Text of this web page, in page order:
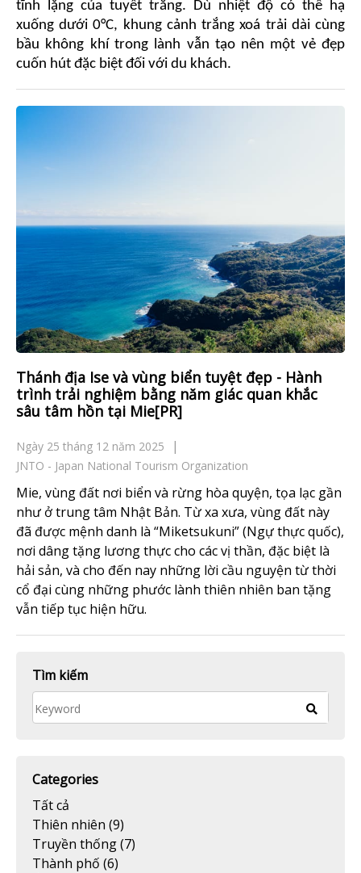
tĩnh lặng của tuyết trắng. Dù nhiệt độ có thể hạ
xuống dưới 0°C, khung cảnh trắng xoá trải dài cùng
bầu không khí trong lành vẫn tạo nên một vẻ đẹp
cuốn hút đặc biệt đối với du khách.
Thánh địa Ise và vùng biển tuyệt đẹp - Hành
trình trải nghiệm bằng năm giác quan khắc
sâu tâm hồn tại Mie[PR]
Ngày 25 tháng 12 năm 2025
JNTO - Japan National Tourism Organization
Mie, vùng đất nơi biển và rừng hòa quyện, tọa lạc gần
như ở trung tâm Nhật Bản. Từ xa xưa, vùng đất này
đã được mệnh danh là “Miketsukuni” (Ngự thực quốc),
nơi dâng tặng lương thực cho các vị thần, đặc biệt là
hải sản, và cho đến nay những lời cầu nguyện từ thời
cổ đại cùng những phước lành thiên nhiên ban tặng
vẫn tiếp tục hiện hữu.
Tìm kiếm
Categories
Tất cả
Thiên nhiên (9)
Truyền thống(7)
Thành phố (6)